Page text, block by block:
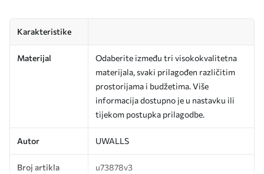
Karakteristike
Materijal
Odaberite između tri visokokvalitetna
materijala, svaki prilagođen različitim
prostorijama i budžetima. Više
informacija dostupno je u nastavku ili
tijekom postupka prilagodbe.
Autor UWALLS
Broj artikla u73878v3